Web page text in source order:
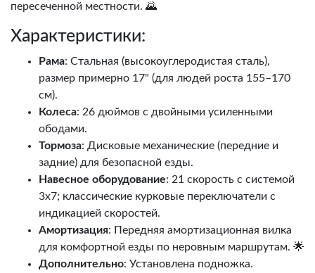
пересеченной местности. 🌄
Характеристики:
Рама: Стальная (высокоуглеродистая сталь),
размер примерно 17" (для людей роста 155–170
см).
Колеса: 26 дюймов с двойными усиленными
ободами.
Тормоза: Дисковые механические (передние и
задние) для безопасной езды.
Навесное оборудование: 21 скорость с системой
3х7; классические курковые переключатели с
индикацией скоростей.
Амортизация: Передняя амортизационная вилка
для комфортной езды по неровным маршрутам. 🌟
Дополнительно: Установлена подножка.